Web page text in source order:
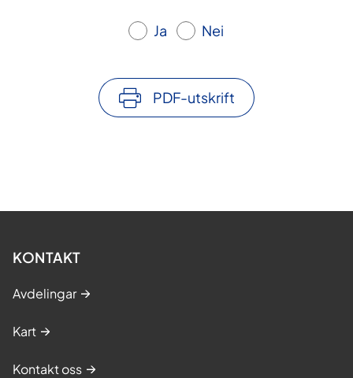
Ja Nei
PDF-utskrift
KONTAKT
Avdelingar
Kart
Kontakt oss